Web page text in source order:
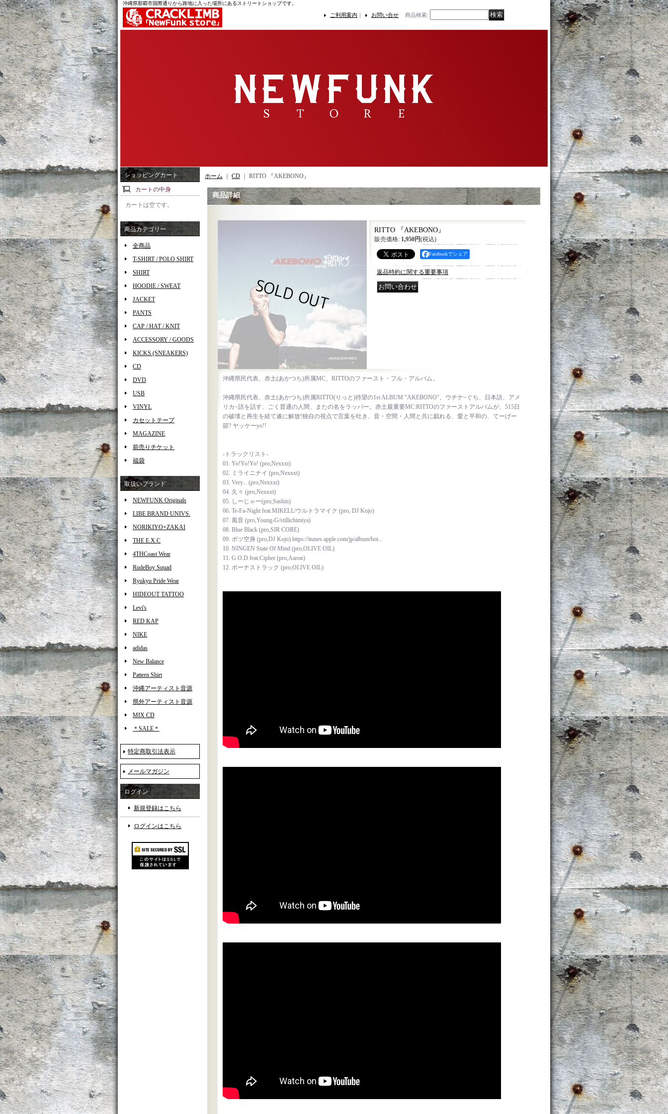
沖縄県那覇市国際通りから路地に入った場所にあるストリートショップです。
ご利用案内 ｜ お問い合せ 商品検索:
ショッピングカート
カートの中身
カートは空です。
商品カテゴリー
全商品
T-SHIRT / POLO SHIRT
SHIRT
HOODIE / SWEAT
JACKET
PANTS
CAP / HAT / KNIT
ACCESSORY / GOODS
KICKS (SNEAKERS)
CD
DVD
USB
VINYL
カセットテープ
MAGAZINE
前売りチケット
福袋
取扱いブランド
NEWFUNK Originals
LIBE BRAND UNIVS.
NORIKIYO×ZAKAI
THE E.X.C
4THCoast Wear
RudeBoy Squad
Ryukyu Pride Wear
HIDEOUT TATTOO
Levi's
RED KAP
NIKE
adidas
New Balance
Pattern Shirt
沖縄アーティスト音源
県外アーティスト音源
MIX CD
＊SALE＊
特定商取引法表示
メールマガジン
ログイン
新規登録はこちら
ログインはこちら
ホーム CD RITTO 『AKEBONO』
商品詳細
RITTO 『AKEBONO』
販売価格: 1,950円(税込)
Facebookでシェア
返品特約に関する重要事項
沖縄県民代表、赤土(あかつち)所属MC、RITTOのファースト・フル・アルバム。
沖縄県民代表、赤土(あかつち)所属RITTO(りっと)待望の1st ALBUM "AKEBONO"。ウチナ~ぐち、日本語、アメ
リカ~語を話す、ごく普通の人間、ま­たの名をラッパー。赤土最重要MC:RITTOのファーストアルバムが、515日
の破壊と再生を経て遂に­解放!独自の視点で言葉を吐き、音・空間・人間と共に戯れる、愛と平和の、てーげー
節­? ヤッケーyo!!
-トラックリスト-
01. Yo!Yo!Yo! (pro,Nexxxt)
02. ミライニナイ (pro,Nexxxt)
03. Very... (pro,Nexxxt)
04. 久々 (pro,Nexxxt)
05. しーじゃー(pro,Sashin)
06. Te-Fa-Night feat.MIKELL/ウルトラマイク (pro, DJ Kojo)
07. 風音 (pro,Young-G/stillichimiya)
08. Blue Black (pro,SIR CORE)
09. ボツ空身 (pro,DJ Kojo) https://itunes.apple.com/jp/album/bot...
10. NINGEN State Of Mind (pro,OLIVE OIL)
11. G.O.D feat.Cipher (pro,Aaron)
12. ボーナストラック (pro,OLIVE OIL)